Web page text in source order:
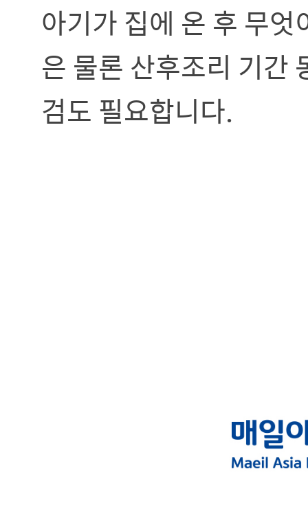
아기가 집에 온 후 무
은 물론 산후조리 기간
검도 필요합니다.